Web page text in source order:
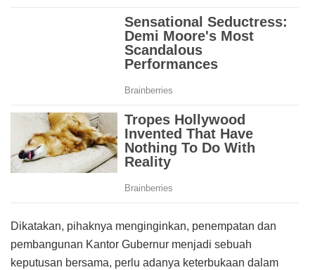
Dikatakan, pihaknya menginginkan, penempatan dan
pembangunan Kantor Gubernur menjadi sebuah
keputusan bersama, perlu adanya keterbukaan dalam